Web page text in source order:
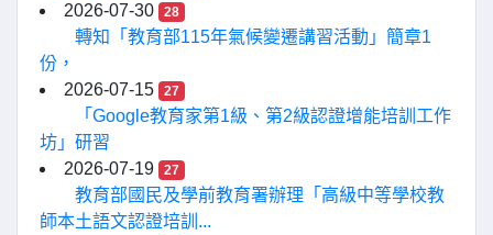
2026-07-30
28
轉知「教育部115年氣候變遷講習活動」簡章1
份，
2026-07-15
27
「Google教育家第1級、第2級認證增能培訓工作
坊」研習
2026-07-19
27
教育部國民及學前教育署辦理「高級中等學校教
師本土語文認證培訓...